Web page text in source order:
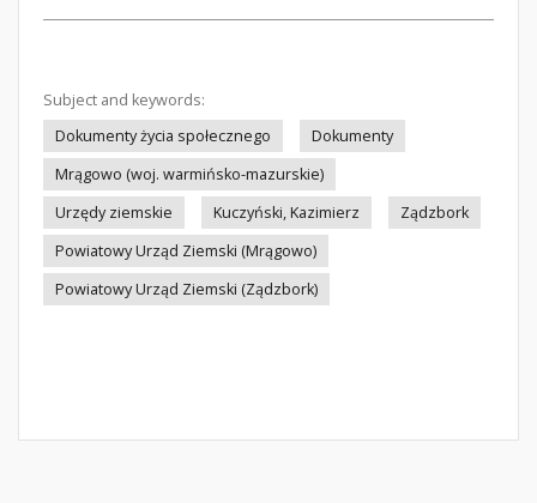
Subject and keywords:
Dokumenty życia społecznego
Dokumenty
Mrągowo (woj. warmińsko-mazurskie)
Urzędy ziemskie
Kuczyński, Kazimierz
Ządzbork
Powiatowy Urząd Ziemski (Mrągowo)
Powiatowy Urząd Ziemski (Ządzbork)